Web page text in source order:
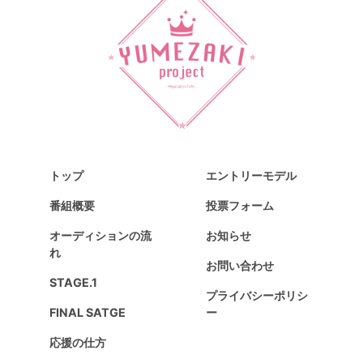
トップ
番組概要
オーディションの流
れ
STAGE.1
FINAL SATGE
応援の仕方
エントリーモデル
投票フォーム
お知らせ
お問い合わせ
プライバシーポリシ
ー